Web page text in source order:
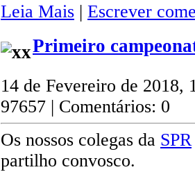
Leia Mais | Escrever
Primeiro
14 de Fevereiro de 2018,
97657 | Comentários: 0
Os nossos colegas da SPR
partilho convosco.